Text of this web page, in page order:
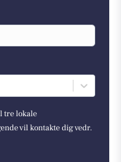
tre lokale
vil kontakte dig vedr.